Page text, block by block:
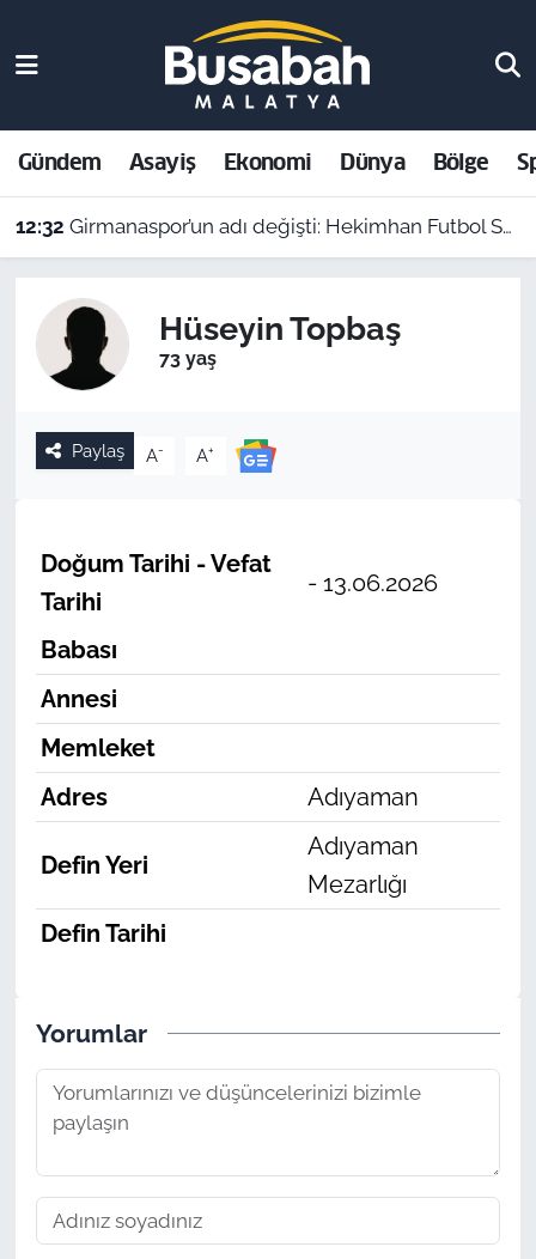
Gündem Asayiş Ekonomi Dünya Bölge
12:32 Girmanaspor’un adı değişti: Hekimhan Futbol Spor Kulübü geliyor
Hüseyin Topbaş
73 yaş
Paylaş A- A+
Doğum Tarihi - Vefat
Tarihi
- 13.06.2026
Babası
Annesi
Memleket
Adres
Adıyaman
Defin Yeri
Adıyaman
Mezarlığı
Defin Tarihi
Yorumlar
Asayiş
Ekonomi
Bölge
Spor
Resmi İlanlar
Malatya Nöbetçi Eczaneler
Malatya Hava Durumu
Malatya Namaz Vakitleri
Süper Lig Puan Durumu ve Fikstür
Tüm Manşetler
Son Dakika Haberleri